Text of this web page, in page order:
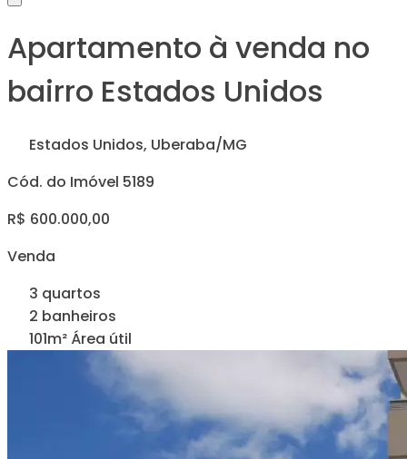
Apartamento à venda no
bairro Estados Unidos
Estados Unidos, Uberaba/MG
Cód. do Imóvel 5189
R$ 600.000,00
Venda
3 quartos
2 banheiros
101m² Área útil